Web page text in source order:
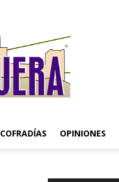
COFRADÍAS OPINIONES